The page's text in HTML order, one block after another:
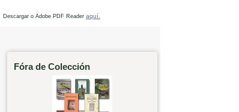
Descargar o Adobe PDF Reader aquí.
Fóra de Colección